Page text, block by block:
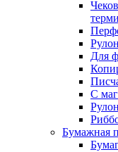
Для
С
Бумажная